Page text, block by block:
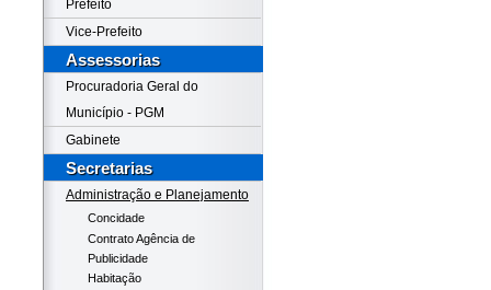
Prefeito
Vice-Prefeito
Assessorias
Procuradoria Geral do
Município - PGM
Gabinete
Secretarias
Administração e Planejamento
Concidade
Contrato Agência de
Publicidade
Habitação